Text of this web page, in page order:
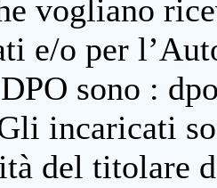
vogliano
e/o per
sono :
incaricati
del titolare